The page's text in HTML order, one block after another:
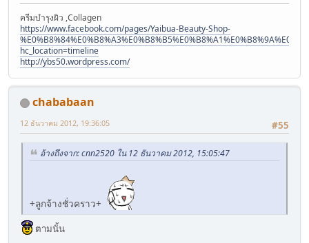
ครีมบำรุงผิว ,Collagen
https://www.facebook.com/pages/Yaibua-Beauty-Shop-
hc_location=timeline
http://ybs50.wordpress.com/
chababaan
#55
12 ธันวาคม 2012, 19:36:05
อ้างถึงจาก: cnn2520 ใน 12 ธันวาคม 2012, 15:05:47
+ลูกจ้างชั่วคราว+
ตามนั้น